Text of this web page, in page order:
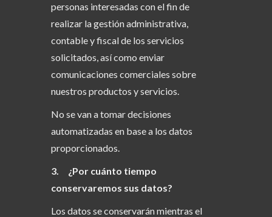
personas interesadas con el fin de
realizar la gestión administrativa,
contable y fiscal de los servicios
solicitados, así como enviar
comunicaciones comerciales sobre
nuestros productos y servicios.
No se van a tomar decisiones
automatizadas en base a los datos
proporcionados.
3. ¿Por cuánto tiempo
conservaremos sus datos?
Los datos se conservarán mientras el